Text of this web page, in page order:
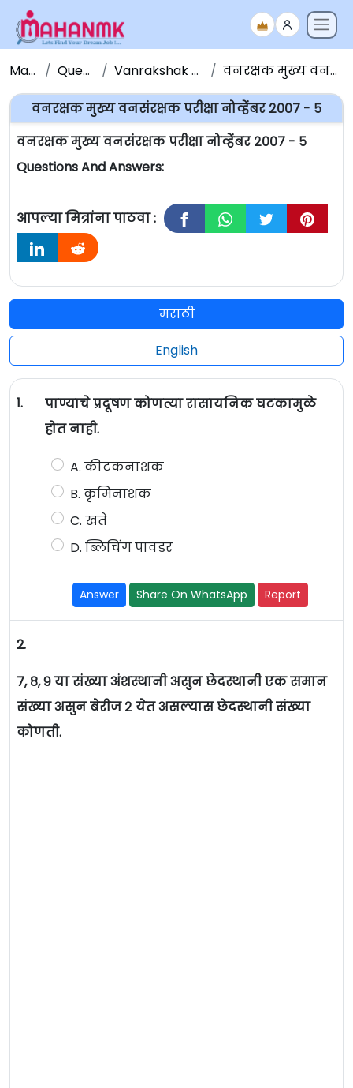
Maha NMK Question Papers Vanrakshak Bharti Question Papers वनरक्षक मुख्य वनसंरक्षक परीक्षा नोव्हेंबर २००७ - ५
वनरक्षक मुख्य वनसंरक्षक परीक्षा नोव्हेंबर २००७ - ५
वनरक्षक मुख्य वनसंरक्षक परीक्षा नोव्हेंबर २००७ - ५
Questions And Answers:
आपल्या मित्रांना पाठवा :
मराठी
English
1.
पाण्याचे प्रदूषण कोणत्या रासायनिक घटकामुळे
होत नाही.
A. कीटकनाशक
B. कृमिनाशक
C. खते
D. ब्लिचिंग पावडर
Answer Share On WhatsApp Report
2.
७, ८, ९ या संख्या अंशस्थानी असुन छेदस्थानी एक समान
संख्या असुन बेरीज २ येत असल्यास छेदस्थानी संख्या
कोणती.